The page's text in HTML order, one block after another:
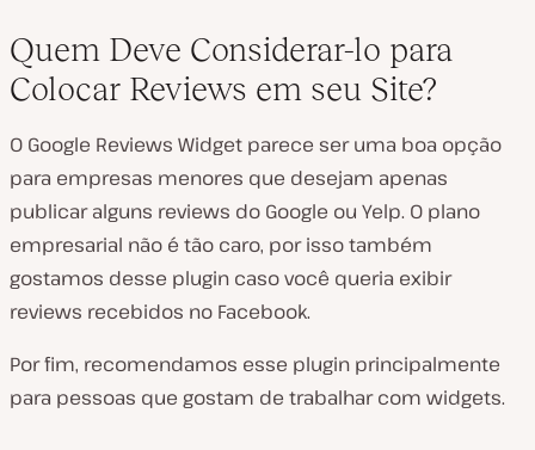
Quem Deve Considerar-lo para
Colocar Reviews em seu Site?
O Google Reviews Widget parece ser uma boa opção
para empresas menores que desejam apenas
publicar alguns reviews do Google ou Yelp. O plano
empresarial não é tão caro, por isso também
gostamos desse plugin caso você queria exibir
reviews recebidos no Facebook.
Por fim, recomendamos esse plugin principalmente
para pessoas que gostam de trabalhar com widgets.